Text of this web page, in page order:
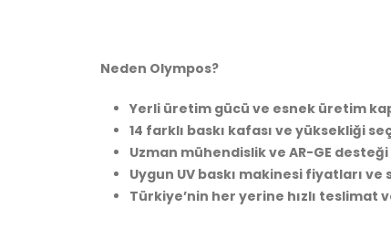
Neden Olympos?
Yerli üretim gücü ve esnek üretim
14 farklı baskı kafası ve yüksekliği
Uzman mühendislik ve AR-GE desteği
Uygun UV baskı makinesi fiyatları ve
Türkiye’nin her yerine hızlı teslimat